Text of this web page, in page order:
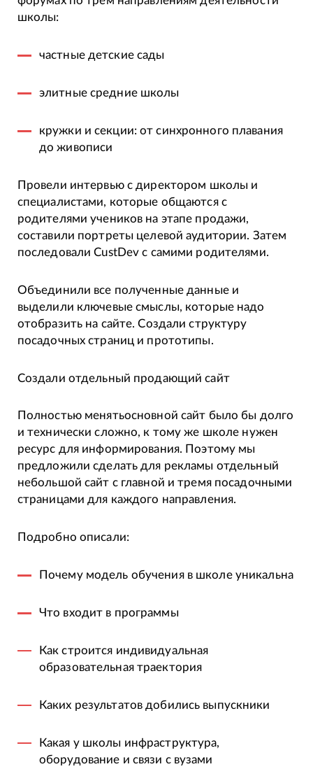
школы:
частные детские сады
элитные средние школы
кружки и секции: от синхронного плавания
до живописи
Провели интервью с директором школы и
специалистами, которые общаются с
родителями учеников на этапе продажи,
составили портреты целевой аудитории. Затем
последовали CustDev с самими родителями.
Объединили все полученные данные и
выделили ключевые смыслы, которые надо
отобразить на сайте. Создали структуру
посадочных страниц и прототипы.
Создали отдельный продающий сайт
Полностью менятьосновной сайт было бы долго
и технически сложно, к тому же школе нужен
ресурс для информирования. Поэтому мы
предложили сделать для рекламы отдельный
небольшой сайт с главной и тремя посадочными
страницами для каждого направления.
Подробно описали:
Почему модель обучения в школе уникальна
Что входит в программы
Как строится индивидуальная
образовательная траектория
Каких результатов добились выпускники
Какая у школы инфраструктура,
оборудование и связи с вузами